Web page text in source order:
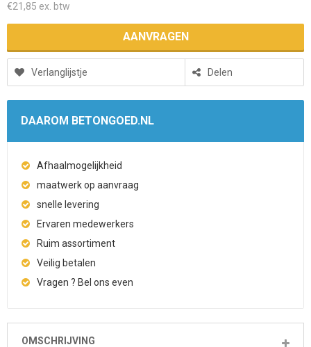
€21,85 ex. btw
AANVRAGEN
Verlanglijstje Delen
DAAROM BETONGOED.NL
Afhaalmogelijkheid
maatwerk op aanvraag
snelle levering
Ervaren medewerkers
Ruim assortiment
Veilig betalen
Vragen ? Bel ons even
OMSCHRIJVING